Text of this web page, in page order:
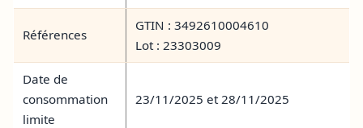
Références
GTIN : 3492610004610
Lot : 23303009
Date de
consommation
limite
23/11/2025 et 28/11/2025